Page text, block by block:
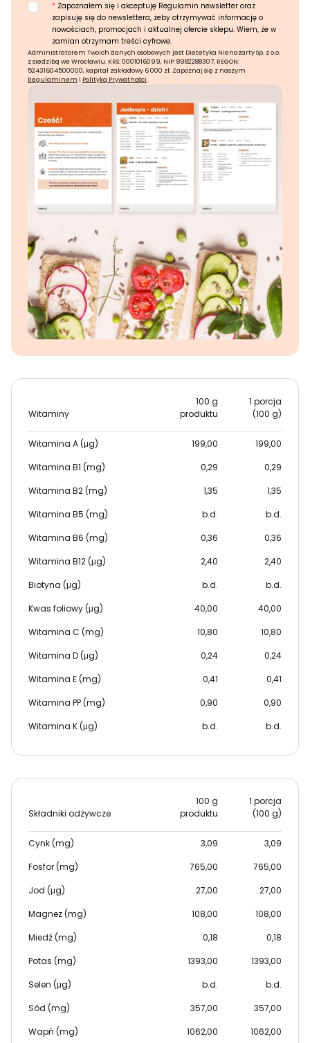
* Zapoznałem się i akceptuję Regulamin newsletter oraz
zapisuję się do newslettera, żeby otrzymywać informację o
nowościach, promocjach i aktualnej ofercie sklepu. Wiem, że w
zamian otrzymam treści cyfrowe.
Administratorem Twoich danych osobowych jest Dietetyka Nienażarty Sp. z o.o.
z siedzibą we Wrocławiu. KRS: 0001016099, NIP: 8982288307, REGON:
52431604500000, kapitał zakładowy 6 000 zł. Zapoznaj się z naszym
Regulaminem i Polityką Prywatności.
Witaminy
100 g
produktu
1 porcja
(100 g)
Witamina A (μg) 199,00
199,00
Witamina B1 (mg)
0,29
0,29
Witamina B2 (mg)
1,35
1,35
Witamina B5 (mg)
b.d.
b.d.
Witamina B6 (mg)
0,36
0,36
Witamina B12 (μg)
2,40
2,40
Biotyna (μg)
b.d.
b.d.
Kwas foliowy (μg)
40,00
40,00
Witamina C (mg)
10,80
10,80
Witamina D (μg)
0,24
0,24
Witamina E (mg)
0,41
0,41
Witamina PP (mg)
0,90
0,90
Witamina K (μg)
b.d. b.d.
Składniki odżywcze
100 g
produktu
1 porcja
(100 g)
Cynk (mg) 3,09
3,09
Fosfor (mg)
765,00
765,00
Jod (μg)
27,00
27,00
Magnez (mg)
108,00
108,00
Miedź (mg)
0,18
0,18
Potas (mg)
1393,00
1393,00
Selen (μg)
b.d.
b.d.
Sód (mg)
357,00
357,00
Wapń (mg)
1062,00 1062,00